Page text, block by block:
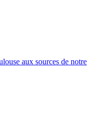
aux sources de notre